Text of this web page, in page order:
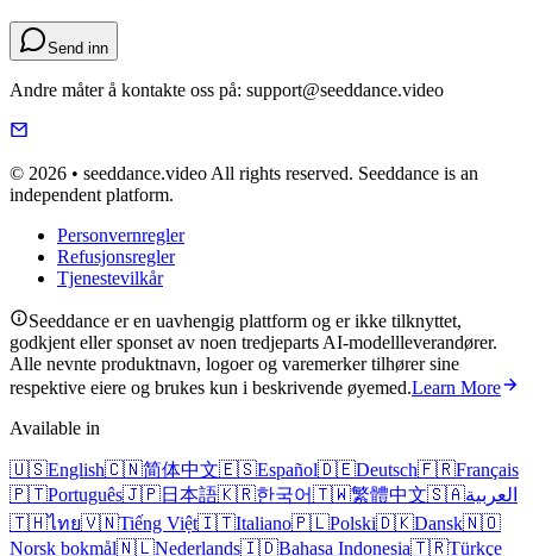
Send inn
Andre måter å kontakte oss på: support@seeddance.video
© 2026 • seeddance.video All rights reserved. Seeddance is an
independent platform.
Personvernregler
Refusjonsregler
Tjenestevilkår
Seeddance er en uavhengig plattform og er ikke tilknyttet,
godkjent eller sponset av noen tredjeparts AI-modellleverandører.
Alle nevnte produktnavn, logoer og varemerker tilhører sine
respektive eiere og brukes kun i beskrivende øyemed.Learn More
Available in
🇺🇸English🇨🇳简体中文🇪🇸Español🇩🇪Deutsch🇫🇷Français
🇵🇹Português🇯🇵日本語🇰🇷한국어🇹🇼繁體中文🇸🇦العربية
🇹🇭ไทย🇻🇳Tiếng Việt🇮🇹Italiano🇵🇱Polski🇩🇰Dansk🇳🇴
Norsk bokmål🇳🇱Nederlands🇮🇩Bahasa Indonesia🇹🇷Türkçe